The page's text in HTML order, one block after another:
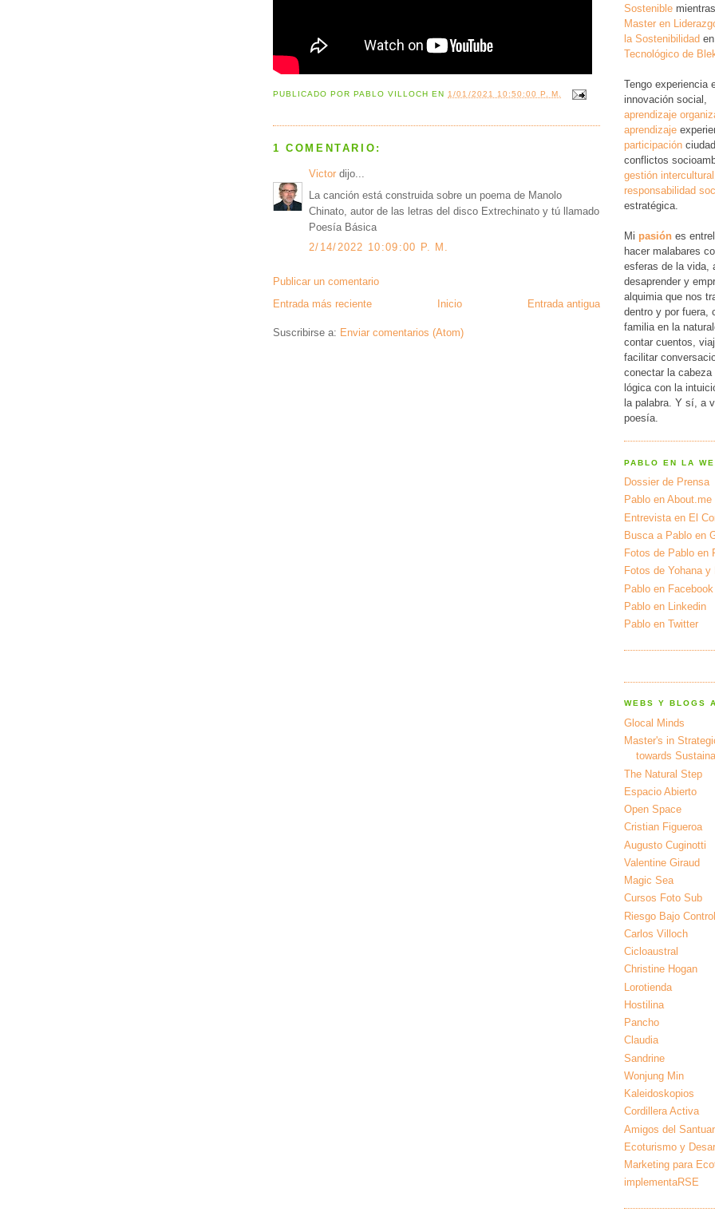
PUBLICADO POR PABLO VILLOCH EN1/01/2021 10:50:00 P. M.
1 COMENTARIO:
Victor dijo...
La canción está construida sobre un poema de Manolo
Chinato, autor de las letras del disco Extrechinato y tú llamado
Poesía Básica
2/14/2022 10:09:00 P. M.
Publicar un comentario
Entrada más reciente
Entrada antigua
Inicio
Suscribirse a: Enviar comentarios (Atom)
Sostenible
Master en
la Sostenibilidad
Tecnológico de
Tengo experiencia
innovación social,
aprendizaje
aprendizaje
participación
conflictos
gestión intercultural
responsabilidad
estratégica.
Mi pasión es
hacer malabares
esferas de la vida,
desaprender y
alquimia que nos
dentro y por fuera,
familia en la
contar cuentos,
facilitar
conectar la
lógica con la
la palabra. Y sí, a
poesía.
PABLO EN LA
Dossier de Prensa
Pablo en About.me
Entrevista en El
Busca a Pablo en
Fotos de Pablo en
Fotos de Yohana y
Pablo en Facebook
Pablo en Linkedin
Pablo en Twitter
WEBS Y BLOGS
Glocal Minds
Master's in
towards
The Natural Step
Espacio Abierto
Open Space
Cristian Figueroa
Augusto Cuginotti
Valentine Giraud
Magic Sea
Cursos Foto Sub
Riesgo Bajo Control
Carlos Villoch
Cicloaustral
Christine Hogan
Lorotienda
Hostilina
Pancho
Claudia
Sandrine
Wonjung Min
Kaleidoskopios
Cordillera Activa
Amigos del
Ecoturismo y
Marketing para
implementaRSE